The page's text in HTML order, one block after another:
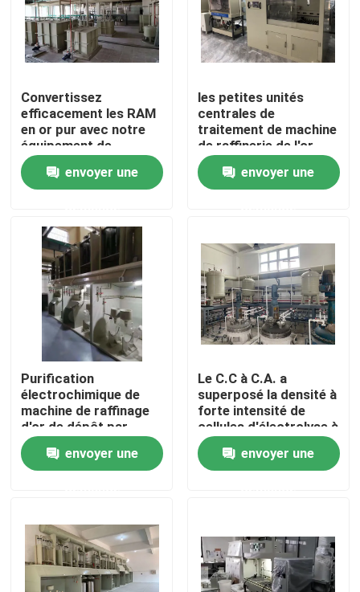
Maison
Produits
Au sujet de nous
Visite d'usine
Contrôle de qualité
Contactez-nous
Nouvelles
Machine de raffinage argentée
Équipement de raffinage de platine
Convertissez
efficacement les RAM
en or pur avec notre
équipement de
raffinage avancé
envoyer une
les petites unités
centrales de
traitement de machine
de raffinerie de l'or
3Kg enfonce la
récupération de rebut
d'or d'E
envoyer une
Purification
électrochimique de
machine de raffinage
d'or de dépôt par
électrolyse
envoyer une
Le C.C à C.A. a
superposé la densité à
forte intensité de
cellules d'électrolyse à
l'or de la pureté
99,999%envoyer une